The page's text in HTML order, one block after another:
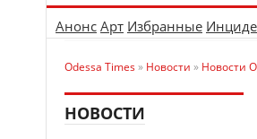
Анонс Арт Избранные
Odessa Times» Новости » Новости
НОВОСТИ